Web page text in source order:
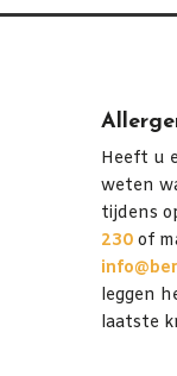
Heeft u
weten
tijdens
230of
leggen
laatste